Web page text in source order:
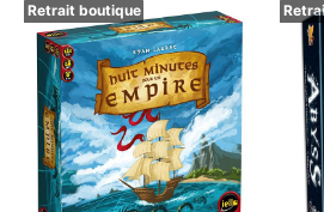
Retrait boutique